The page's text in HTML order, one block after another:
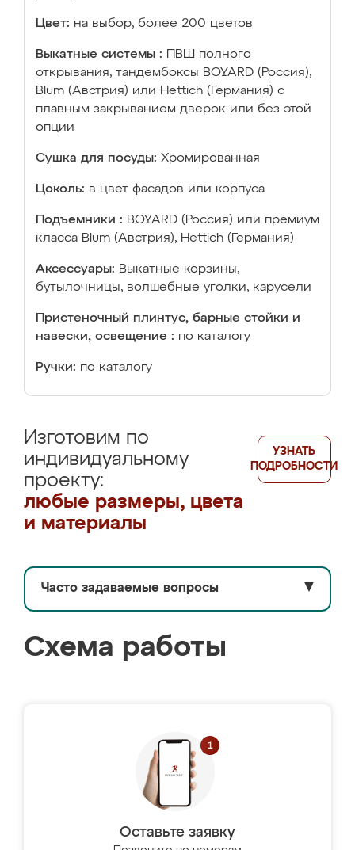
Цвет: на выбор, более 200 цветов
Выкатные системы :
ПВШ полного
открывания, тандембоксы BOYARD (Россия),
Blum (Австрия) или Hettich (Германия) с
плавным закрыванием дверок или без этой
опции
Сушка для посуды: Хромированная
Цоколь: в цвет фасадов или корпуса
Подъемники : BOYARD (Россия) или премиум
класса Blum (Австрия), Hettich (Германия)
Аксессуары: Выкатные корзины,
бутылочницы, волшебные уголки, карусели
Пристеночный плинтус, барные стойки и
навески, освещение : по каталогу
Ручки: по каталогу
Изготовим по
индивидуальному
проекту:
любые размеры, цвета
и материалы
УЗНАТЬ
ПОДРОБНОСТИ
Часто задаваемые вопросы ▼
Схема работы
Оставьте заявку